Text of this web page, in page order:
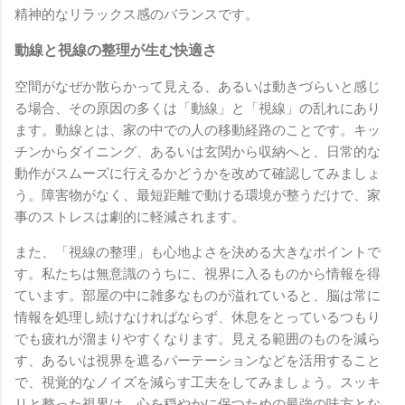
精神的なリラックス感のバランスです。
動線と視線の整理が生む快適さ
空間がなぜか散らかって見える、あるいは動きづらいと感じ
る場合、その原因の多くは「動線」と「視線」の乱れにあり
ます。動線とは、家の中での人の移動経路のことです。キッ
チンからダイニング、あるいは玄関から収納へと、日常的な
動作がスムーズに行えるかどうかを改めて確認してみましょ
う。障害物がなく、最短距離で動ける環境が整うだけで、家
事のストレスは劇的に軽減されます。
また、「視線の整理」も心地よさを決める大きなポイントで
す。私たちは無意識のうちに、視界に入るものから情報を得
ています。部屋の中に雑多なものが溢れていると、脳は常に
情報を処理し続けなければならず、休息をとっているつもり
でも疲れが溜まりやすくなります。見える範囲のものを減ら
す、あるいは視界を遮るパーテーションなどを活用すること
で、視覚的なノイズを減らす工夫をしてみましょう。スッキ